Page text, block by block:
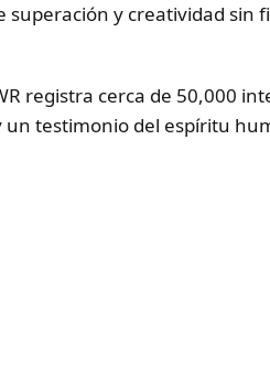
superación y creatividad sin
registra cerca de 50,000
un testimonio del espíritu